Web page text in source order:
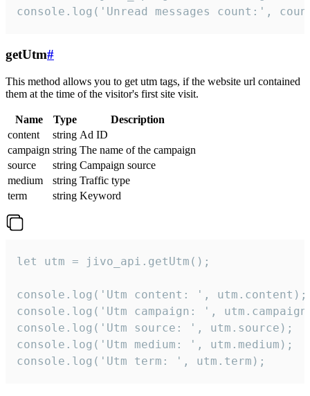
console.log('Unread messages count:',
getUtm#
This method allows you to get utm tags, if the website url contained
them at the time of the visitor's first site visit.
Name Type
Description
content
string Ad ID
campaign string The name of the campaign
source
string Campaign source
medium
string Traffic type
term
string Keyword
let utm = jivo_api.getUtm();
console.log('Utm content: ', utm.content);
console.log('Utm campaign: ',
console.log('Utm source: ', utm.source);
console.log('Utm medium: ', utm.medium);
console.log('Utm term: ', utm.term);